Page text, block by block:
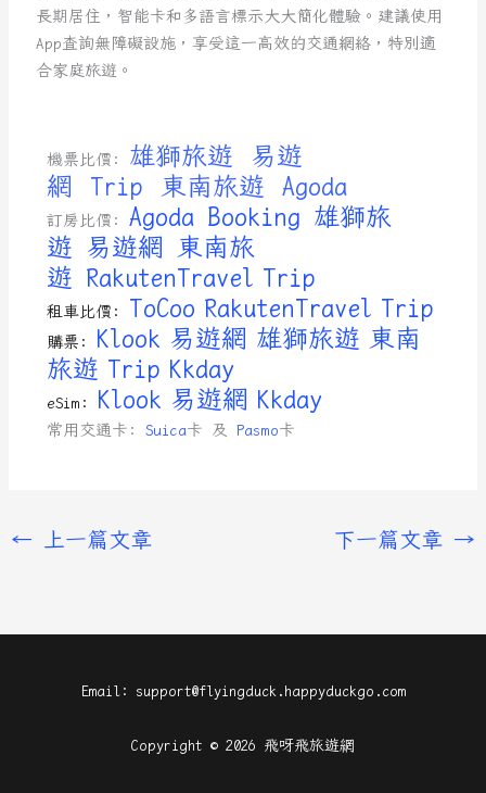
長期居住，智能卡和多語言標示大大簡化體驗。建議使用
App查詢無障礙設施，享受這一高效的交通網絡，特別適
合家庭旅遊。
機票比價: 雄獅旅遊
易遊
網
Trip 東南旅遊 Agoda
訂房比價:Agoda Booking 雄獅旅
遊 易遊網
東南旅
遊 RakutenTravel Trip
租車比價: ToCoo RakutenTravel Trip
購票: Klook 易遊網 雄獅旅遊 東南
旅遊 Trip Kkday
eSim: Klook 易遊網 Kkday
常用交通卡:Suica卡 及Pasmo卡
← 上一篇文章 下一篇文章 →
Email: support@flyingduck.happyduckgo.com
Copyright © 2026 飛呀飛旅遊網